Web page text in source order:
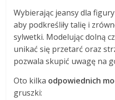
Wybierając jeansy dla
aby podkreśliły talię i
sylwetki. Modelując dolną
unikać się przetarć oraz
pozwala skupić uwagę na
Oto kilka odpowiednich
gruszki: